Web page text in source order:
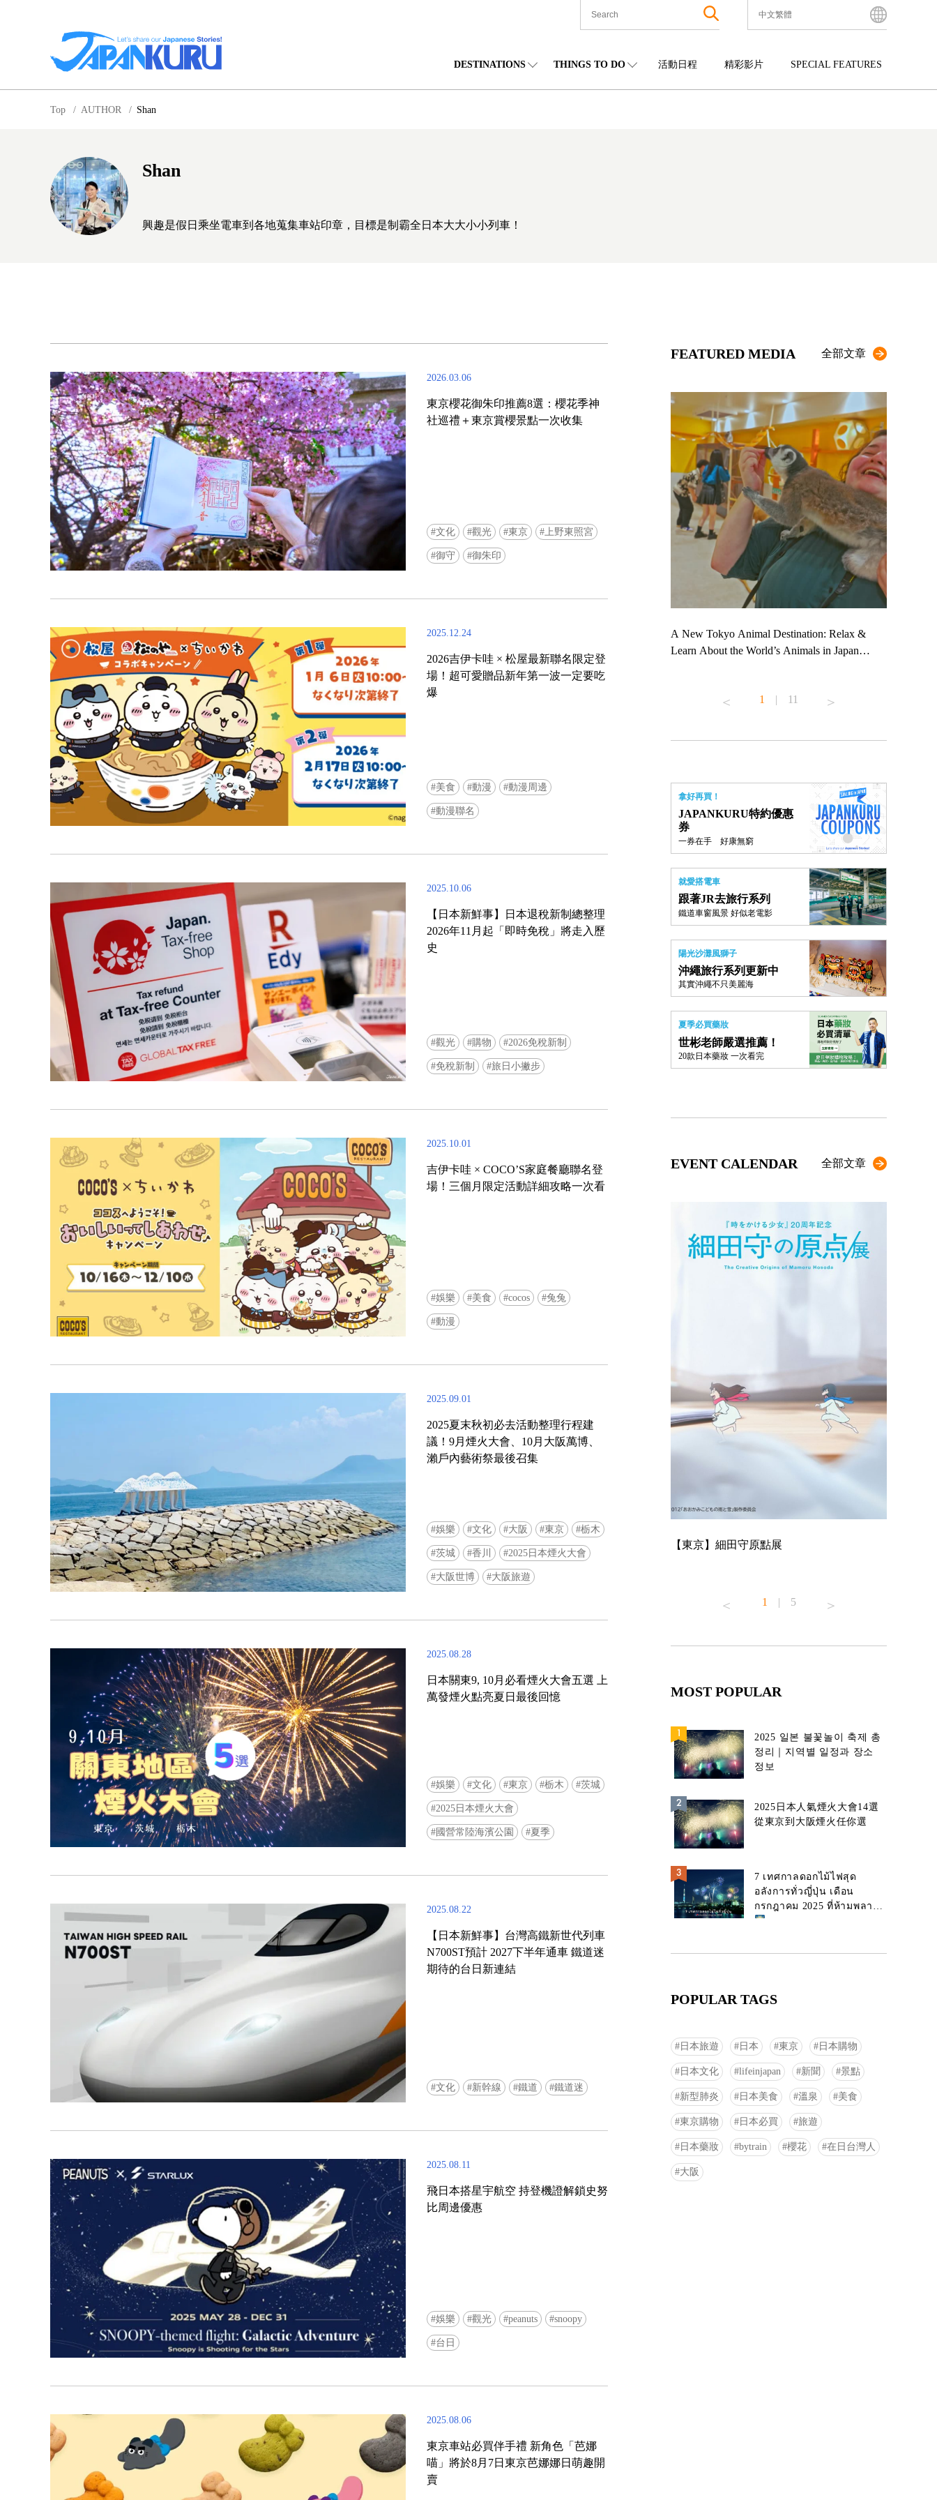
中文繁體
DESTINATIONS THINGS TO DO 活動日程 精彩影片 SPECIAL FEATURES
Top / AUTHOR / Shan
Shan
興趣是假日乘坐電車到各地蒐集車站印章，目標是制霸全日本大大小小列車！
2026.03.06
東京櫻花御朱印推薦8選：櫻花季神
社巡禮＋東京賞櫻景點一次收集
文化 觀光 東京 上野東照宮
御守 御朱印
2025.12.24
2026吉伊卡哇 × 松屋最新聯名限定登
場！超可愛贈品新年第一波一定要吃
爆
美食 動漫 動漫周邊
動漫聯名
2025.10.06
【日本新鮮事】日本退稅新制總整理
2026年11月起「即時免稅」將走入歷
史
觀光 購物 2026免稅新制
免稅新制 旅日小撇步
2025.10.01
吉伊卡哇 × COCO’S家庭餐廳聯名登
場！三個月限定活動詳細攻略一次看
娛樂 美食 cocos 兔兔
動漫
2025.09.01
2025夏末秋初必去活動整理行程建
議！9月煙火大會、10月大阪萬博、
瀨戶內藝術祭最後召集
娛樂 文化 大阪 東京 栃木
茨城 香川 2025日本煙火大會
大阪世博 大阪旅遊
2025.08.28
日本關東9, 10月必看煙火大會五選 上
萬發煙火點亮夏日最後回憶
娛樂 文化 東京 栃木 茨城
2025日本煙火大會
國營常陸海濱公園 夏季
2025.08.22
【日本新鮮事】台灣高鐵新世代列車
N700ST預計 2027下半年通車 鐵道迷
期待的台日新連結
文化 新幹線 鐵道 鐵道迷
2025.08.11
飛日本搭星宇航空 持登機證解鎖史努
比周邊優惠
娛樂 觀光 peanuts snoopy
台日
2025.08.06
東京車站必買伴手禮 新角色「芭娜
喵」將於8月7日東京芭娜娜日萌趣開
賣
FEATURED MEDIA 全部文章
Ready to see TeamLab in Kyoto!? At TeamLab
Biovortex Kyoto, the collective is taking their
acclaimed immersive art and bringing it to
Japan's ancient capital. We can't wait to see it for
teamLab Biovortex Kyoto, 2025, Kyoto ®
teamLab, courtesy Pace Gallery
A New Tokyo Animal Destination: Relax &
Learn About the World’s Animals in Japan
#japantrip #카피바라 #애니터치 #아이와가볼
#anitouchtokyodome
1 | 11
拿好再買！
JAPANKURU特約優惠
券
一券在手 好康無窮
就愛搭電車
跟著JR去旅行系列
鐵道車窗風景 好似老電影
陽光沙灘風獅子
沖繩旅行系列更新中
其實沖繩不只美麗海
夏季必買藥妝
世彬老師嚴選推薦！
20款日本藥妝 一次看完
EVENT CALENDAR 全部文章
【千葉】2026笠森觀音寺御開帳 【東京】細田守原點展
1 | 5
MOST POPULAR
2025 일본 불꽃놀이 축제 총
정리｜지역별 일정과 장소
정보
2025日本人氣煙火大會14選
從東京到大阪煙火任你選
7 เทศกาลดอกไม้ไฟสุด
อลังการทั่วญี่ปุ่น เดือน
กรกฎาคม 2025 ที่ห้ามพลาด!
POPULAR TAGS
日本旅遊 日本 東京 日本購物
日本文化 lifeinjapan 新聞 景點
新型肺炎 日本美食 溫泉 美食
東京購物 日本必買 旅遊
日本藥妝 bytrain 櫻花 在日台灣人
大阪